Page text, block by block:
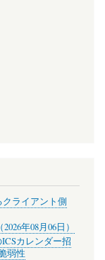
クライアント側
年08月06日）
カレンダー招
弱性